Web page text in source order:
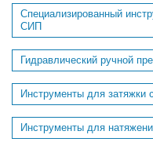
Специализированный
СИП
Гидравлический ручной
Инструменты для затяжки
Инструменты для